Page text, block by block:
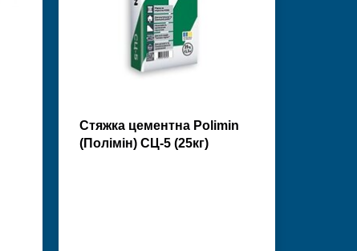
Стяжка цементна Polimin
(Полімін) СЦ-5 (25кг)